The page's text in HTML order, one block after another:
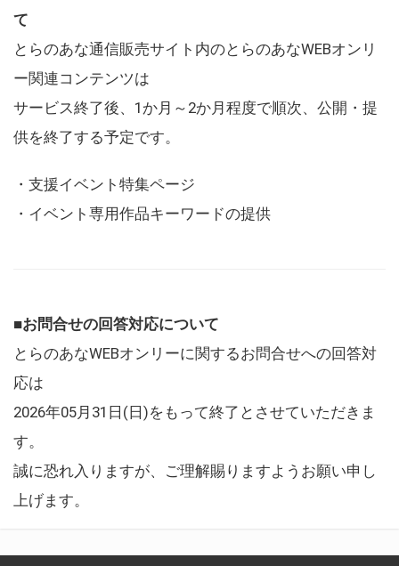
て
とらのあな通信販売サイト内のとらのあなWEBオンリ
ー関連コンテンツは
サービス終了後、1か月～2か月程度で順次、公開・提
供を終了する予定です。
・支援イベント特集ページ
・イベント専用作品キーワードの提供
■お問合せの回答対応について
とらのあなWEBオンリーに関するお問合せへの回答対
応は
2026年05月31日(日)をもって終了とさせていただきま
す。
誠に恐れ入りますが、ご理解賜りますようお願い申し
上げます。